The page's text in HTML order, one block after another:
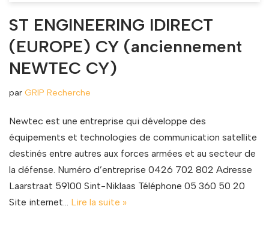
ST ENGINEERING IDIRECT
(EUROPE) CY (anciennement
NEWTEC CY)
par GRIP Recherche
Newtec est une entreprise qui développe des
équipements et technologies de communication satellite
destinés entre autres aux forces armées et au secteur de
la défense. Numéro d’entreprise 0426 702 802 Adresse
Laarstraat 59100 Sint-Niklaas Téléphone 05 360 50 20
Site internet… Lire la suite »